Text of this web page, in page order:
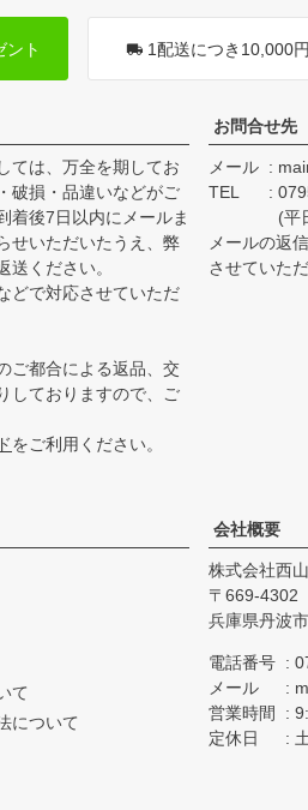
ント 1配送につき
ては、万全を期してお
破損・品違いなどがご
着後7日以内にメールま
せいただいたうえ、弊
送ください。
どで対応させていただ
ご都合による返品、交
しておりますので、ご
をご利用ください。
お問合せ先
メール
TEL
(平
メールの返
させていた
て
について
会社概要
株式会社西
669-4302
兵庫県丹波
電話番号
メール
営業時間
定休日